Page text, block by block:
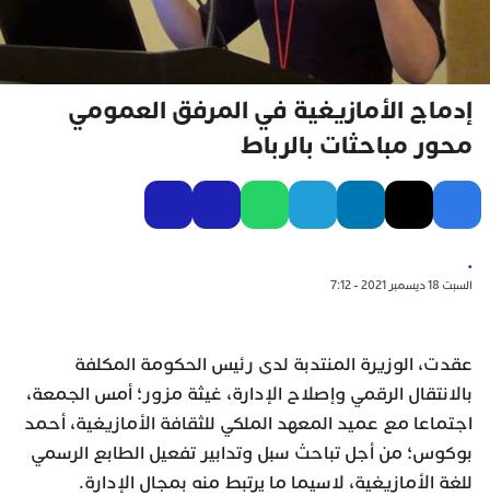
إدماج الأمازيغية في المرفق العمومي
محور مباحثات بالرباط
.
السبت 18 ديسمبر 2021 - 7:12
عقدت، الوزيرة المنتدبة لدى رئيس الحكومة المكلفة
بالانتقال الرقمي وإصلاح الإدارة، غيثة مزور؛ أمس الجمعة،
اجتماعا مع عميد المعهد الملكي للثقافة الأمازيغية، أحمد
بوكوس؛ من أجل تباحث سبل وتدابير تفعيل الطابع الرسمي
للغة الأمازيغية، لاسيما ما يرتبط منه بمجال الإدارة.